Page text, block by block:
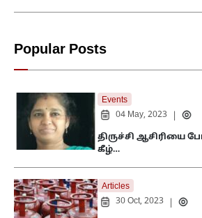
Popular Posts
Events
04 May, 2023
திருச்சி ஆசிரியை
கீழ்…
Articles
30 Oct, 2023